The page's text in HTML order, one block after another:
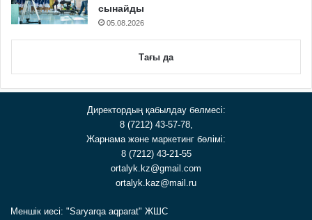
сынайды
05.08.2026
Тағы да
Директордың қабылдау бөлмесі:
8 (7212) 43-57-78,
Жарнама және маркетинг бөлімі:
8 (7212) 43-21-55
ortalyk.kz@gmail.com
ortalyk.kaz@mail.ru
Меншік иесі: "Saryarqa aqparat" ЖШС